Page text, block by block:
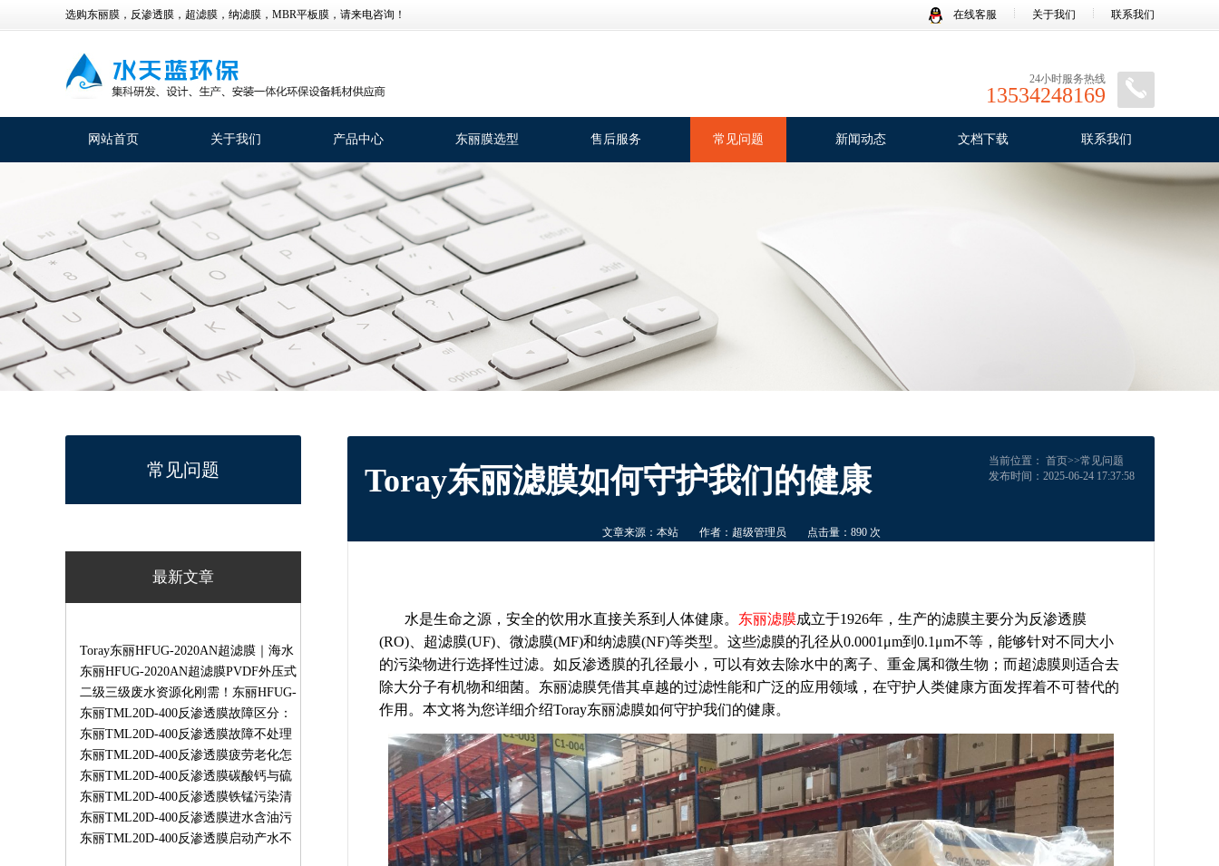
在线客服 关于我们 联系我们
选购东丽膜，反渗透膜，超滤膜，纳滤膜，MBR平板膜，请来电咨询！
24小时服务热线
13534248169
网站首页 关于我们 产品中心 东丽膜选型 售后服务 常见问题 新闻动态 文档下载 联系我们
常见问题
最新文章
Toray东丽HFUG-2020AN超滤膜｜海水
RO脱盐预处理工业生产废水循环回用
膜组件
东丽HFUG-2020AN超滤膜PVDF外压式
超滤膜饮用水工业用水预处理专用膜
二级三级废水资源化刚需！东丽HFUG-
2020AN超滤膜破解污水膜污堵痛点
东丽TML20D-400反渗透膜故障区分：
哪些可自修、哪些必须返厂维修
东丽TML20D-400反渗透膜故障不处理
会有哪些后果？膜污堵/氧化/渗漏长期
运行危害
东丽TML20D-400反渗透膜疲劳老化怎
么判断？更换标准与实操检测方法
东丽TML20D-400反渗透膜碳酸钙与硫
酸钙结垢区别、成因及清洗方案
东丽TML20D-400反渗透膜铁锰污染清
洗去除方案｜实操步骤
东丽TML20D-400反渗透膜进水含油污
染清洗方法｜油污膜清洗步骤
东丽TML20D-400反渗透膜启动产水不
当前位置： 首页>>常见问题
发布时间：2025-06-24 17:37:58
Toray东丽滤膜如何守护我们的健康
文章来源：本站 作者：超级管理员 点击量：890 次
水是生命之源，安全的饮用水直接关系到人体健康。 东丽滤膜成立于1926年，生产的滤膜主要分为反渗透膜
(RO)、超滤膜(UF)、微滤膜(MF)和纳滤膜(NF)等类型。这些滤膜的孔径从0.0001μm到0.1μm不等，能够针对不同大小
的污染物进行选择性过滤。如反渗透膜的孔径最小，可以有效去除水中的离子、重金属和微生物；而超滤膜则适合去
除大分子有机物和细菌。东丽滤膜凭借其卓越的过滤性能和广泛的应用领域，在守护人类健康方面发挥着不可替代的
作用。本文将为您详细介绍Toray东丽滤膜如何守护我们的健康。